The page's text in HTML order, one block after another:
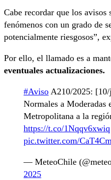
Cabe recordar que los avisos
fenómenos con un grado de
potencialmente riesgosos”,
Por ello, el llamado es a
eventuales actualizaciones.
#Aviso A210/2025:
Normales a Moderadas
Metropolitana a la
https://t.co/1Nqqv6xwiq
pic.twitter.com/
— MeteoChile
2025